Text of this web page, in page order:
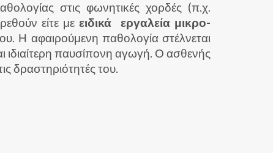
στις φωνητικές χορδές (π.χ.
είτε μεειδικά εργαλεία μικρο-
Η αφαιρούμενη παθολογία στέλνεται
ιδιαίτερη παυσίπονη αγωγή. Ο ασθενής
δραστηριότητές του.